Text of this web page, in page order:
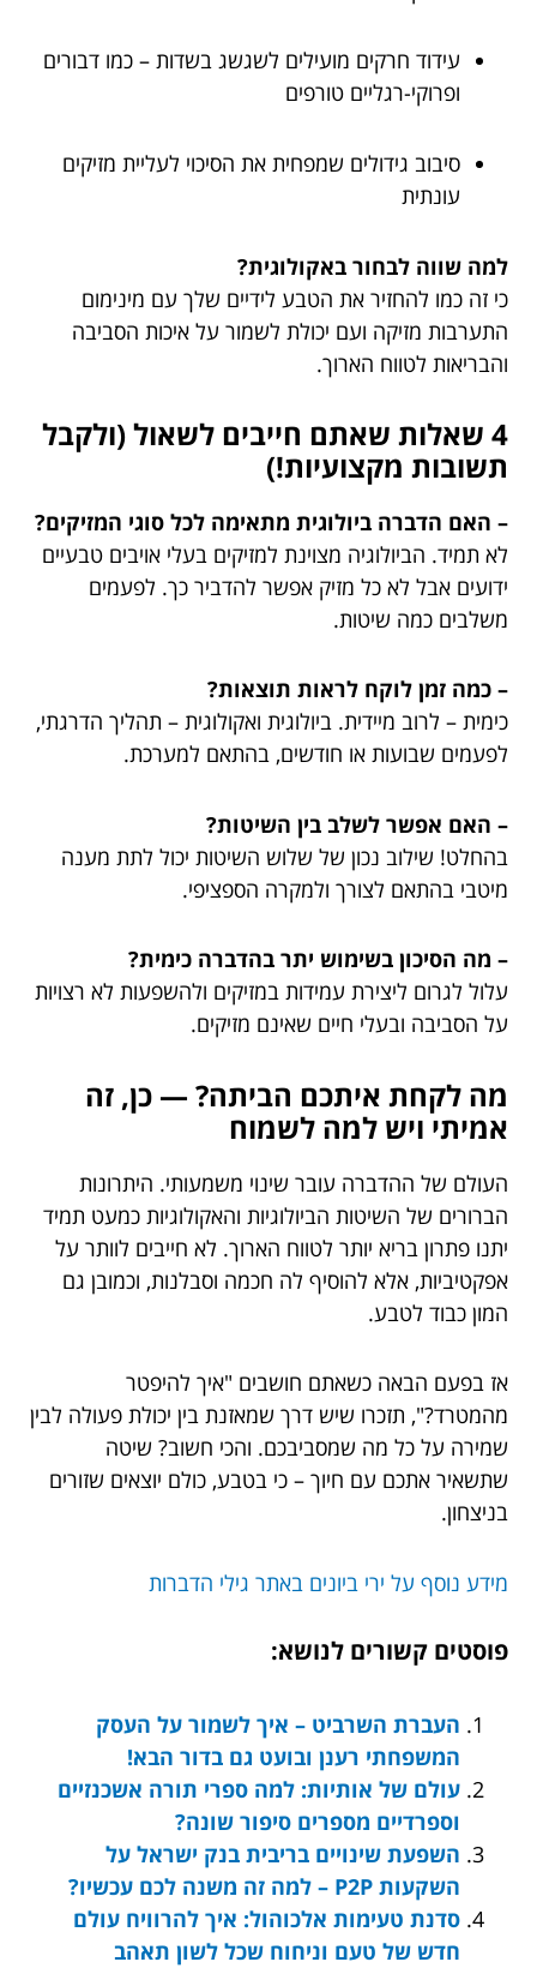
עידוד חרקים מועילים לשגשג בשדות – כמו דבורים
ופרוקי-רגליים טורפים
סיבוב גידולים שמפחית את הסיכוי לעליית מזיקים
עונתית
למה שווה לבחור באקולוגית?
כי זה כמו להחזיר את הטבע לידיים שלך עם מינימום
התערבות מזיקה ועם יכולת לשמור על איכות הסביבה
והבריאות לטווח הארוך.
4 שאלות שאתם חייבים לשאול (ולקבל
תשובות מקצועיות!)
– האם הדברה ביולוגית מתאימה לכל סוגי המזיקים?
לא תמיד. הביולוגיה מצוינת למזיקים בעלי אויבים טבעיים
ידועים אבל לא כל מזיק אפשר להדביר כך. לפעמים
משלבים כמה שיטות.
– כמה זמן לוקח לראות תוצאות?
כימית – לרוב מיידית. ביולוגית ואקולוגית – תהליך הדרגתי,
לפעמים שבועות או חודשים, בהתאם למערכת.
– האם אפשר לשלב בין השיטות?
בהחלט! שילוב נכון של שלוש השיטות יכול לתת מענה
מיטבי בהתאם לצורך ולמקרה הספציפי.
– מה הסיכון בשימוש יתר בהדברה כימית?
עלול לגרום ליצירת עמידות במזיקים ולהשפעות לא רצויות
על הסביבה ובעלי חיים שאינם מזיקים.
מה לקחת איתכם הביתה? — כן, זה
אמיתי ויש למה לשמוח
העולם של ההדברה עובר שינוי משמעותי. היתרונות
הברורים של השיטות הביולוגיות והאקולוגיות כמעט תמיד
יתנו פתרון בריא יותר לטווח הארוך. לא חייבים לוותר על
אפקטיביות, אלא להוסיף לה חכמה וסבלנות, וכמובן גם
המון כבוד לטבע.
אז בפעם הבאה כשאתם חושבים "איך להיפטר
מהמטרד?", תזכרו שיש דרך שמאזנת בין יכולת פעולה לבין
שמירה על כל מה שמסביבכם. והכי חשוב? שיטה
שתשאיר אתכם עם חיוך – כי בטבע, כולם יוצאים שזורים
בניצחון.
מידע נוסף על ירי ביונים באתר גילי הדברות
פוסטים קשורים לנושא:
העברת השרביט – איך לשמור על העסק
המשפחתי רענן ובועט גם בדור הבא!
עולם של אותיות: למה ספרי תורה אשכנזיים
וספרדיים מספרים סיפור שונה?
השפעת שינויים בריבית בנק ישראל על
השקעות P2P – למה זה משנה לכם עכשיו?
סדנת טעימות אלכוהול: איך להרוויח עולם
חדש של טעם וניחוח שכל לשון תאהב